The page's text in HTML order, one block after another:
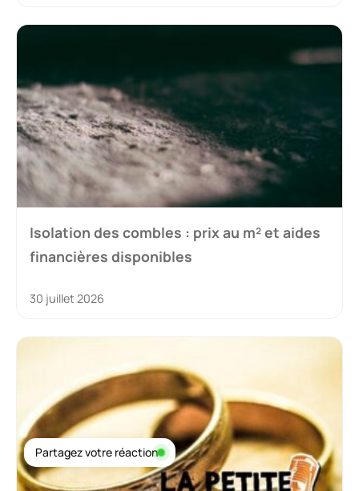
Isolation des combles : prix au m² et aides
financières disponibles
30 juillet 2026
Partagez votre réaction